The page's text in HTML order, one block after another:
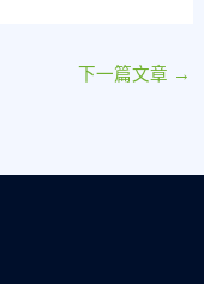
下一篇文章 →